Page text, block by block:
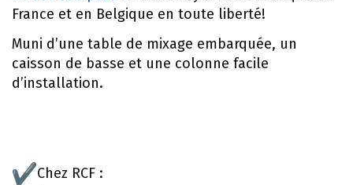
France et en Belgique en toute liberté!
Muni d’une table de mixage embarquée, un
caisson de basse et une colonne facile
d’installation.
Chez RCF :